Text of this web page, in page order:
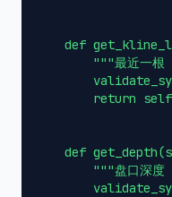
def
"""最近一根
return
def
"""盘口深度